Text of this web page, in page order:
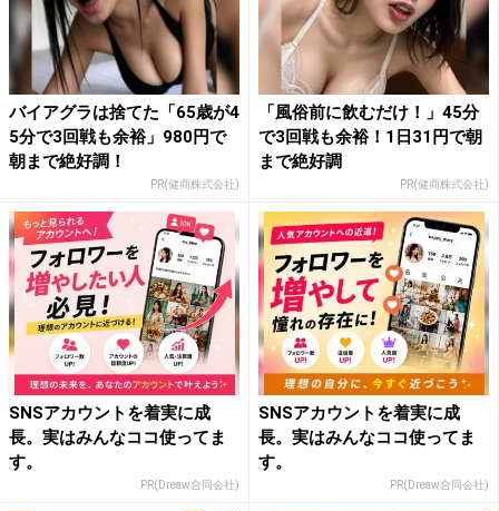
バイアグラは捨てた「65歳が4
5分で3回戦も余裕」980円で
朝まで絶好調！
PR(健商株式会社)
「風俗前に飲むだけ！」45分
で3回戦も余裕！1日31円で朝
まで絶好調
PR(健商株式会社)
SNSアカウントを着実に成
長。実はみんなココ使ってま
す。
PR(Dreaw合同会社)
SNSアカウントを着実に成
長。実はみんなココ使ってま
す。
PR(Dreaw合同会社)